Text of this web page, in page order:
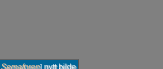
Semaforen] nytt bilde